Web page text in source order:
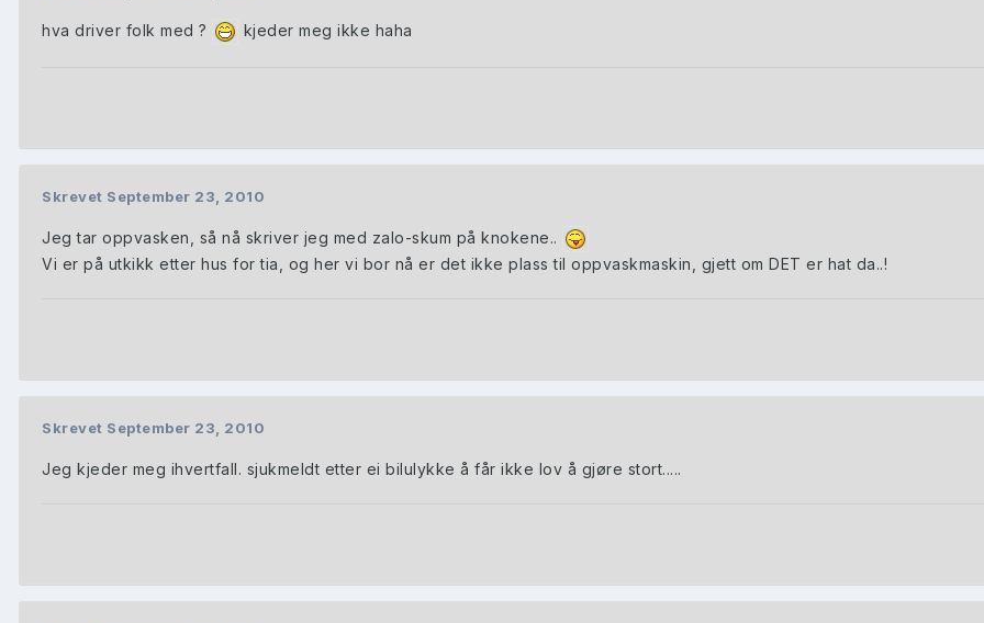
hva driver folk med ? kjeder meg ikke haha
Skrevet September 23, 2010
Jeg tar oppvasken, så nå skriver jeg med zalo-skum på knokene..
Vi er på utkikk etter hus for tia, og her vi bor nå er det ikke plass til oppvaskmaskin, gjett om DET er hat da..!
Skrevet September 23, 2010
Jeg kjeder meg ihvertfall. sjukmeldt etter ei bilulykke å får ikke lov å gjøre stort.....